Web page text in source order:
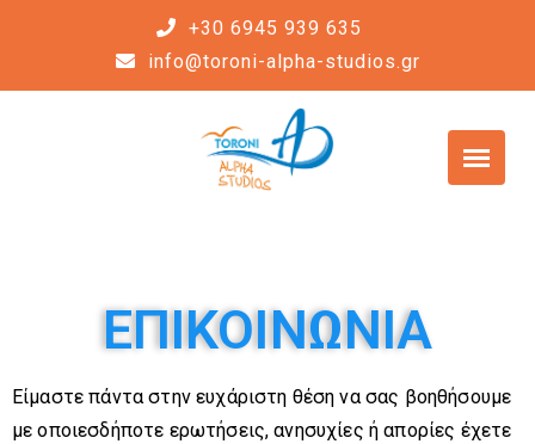
+30 6945 939 635
info@toroni-alpha-studios.gr
ΕΠΙΚΟΙΝΩΝΙΑ
Είμαστε πάντα στην ευχάριστη θέση να σας βοηθήσουμε
με οποιεσδήποτε ερωτήσεις, ανησυχίες ή απορίες έχετε